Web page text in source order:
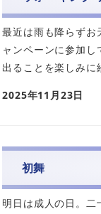
最近は雨も降らずお
ャンペーンに参加
出ることを楽しみ
2025年11月23日
初舞
明日は成人の日。二